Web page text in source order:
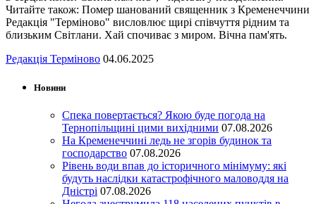
Читайте також: Помер шанований священник з Кременеччини
Редакція "Терміново" висловлює щирі співчуття рідним та
близьким Світлани. Хай спочиває з миром. Вічна пам'ять.
Редакція Терміново 04.06.2025
Новини
Спека повертається? Якою буде погода на
Тернопільщині цими вихідними 07.08.2026
На Кременеччині ледь не згорів будинок та
господарство 07.08.2026
Рівень води впав до історичного мінімуму: які
будуть наслідки катастрофічного маловоддя на
Дністрі 07.08.2026